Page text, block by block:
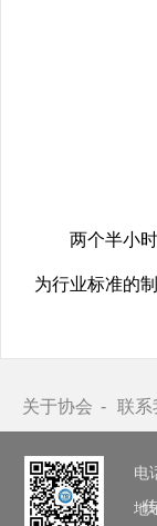
两个半小
为行业标准的
关于协会 联系
地
电
传